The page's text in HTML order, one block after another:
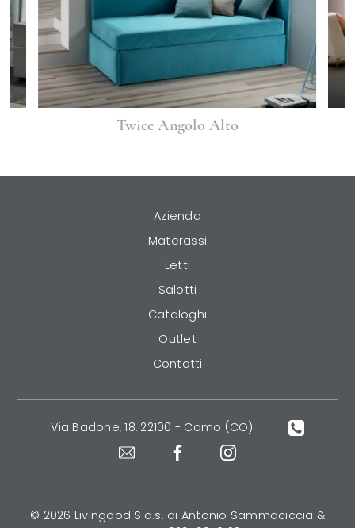
Twice Angolo Alto
Azienda
Materassi
Letti
Salotti
Cataloghi
Outlet
Contatti
Via Badone, 18, 22100 - Como (CO)
© 2026 Livingood S.a.s. di Antonio Sammaciccia &